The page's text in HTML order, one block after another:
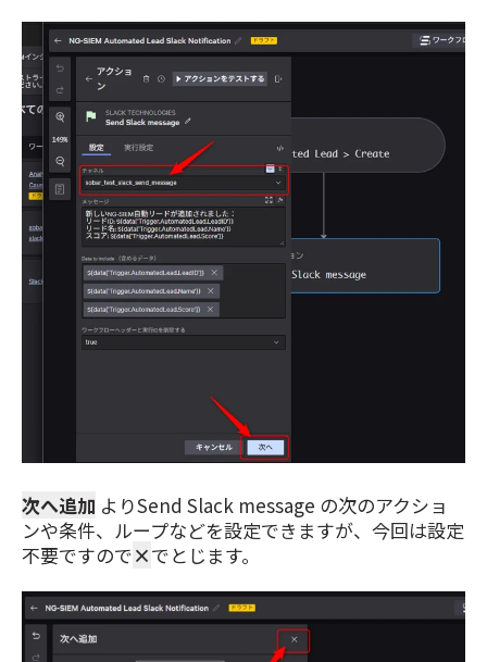
次へ追加 よりSend Slack message の次のアクショ
ンや条件、ループなどを設定できますが、今回は設定
不要ですので×でとじます。